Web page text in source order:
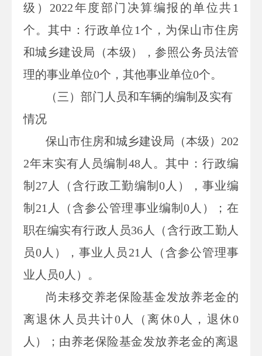
级） 2022年度部门决算编报的单位共 1
个。其中：行政单位 1 个，为保山市住房
和城乡建设局（本级），参照公务员法管
理的事业单位0个，其他事业单位0个。
（三）部门人员和车辆的编制及实有
情况
保山市住房和城乡建设局（本级） 202
2年末实有人员编制 48人。其中：行政编
制 27 人（含行政工勤编制 0人），事业编
制 21 人（含参公管理事业编制 0人）；在
职在编实有行政人员36 人（含行政工勤人
员0 人），事业人员 21 人（含参公管理事
业人员0人）。
尚未移交养老保险基金发放养老金的
离退休人员共计0人（离休0人，退休0
人）；由养老保险基金发放养老金的离退